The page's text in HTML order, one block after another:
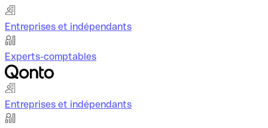
Entreprises et indépendants
Experts-comptables
Entreprises et indépendants